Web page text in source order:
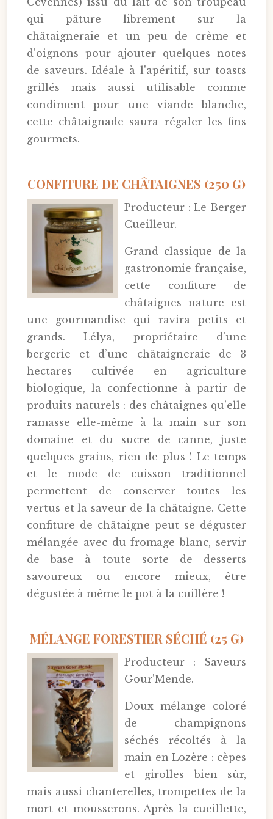
qui pâture librement sur la
châtaigneraie et un peu de crème et
d’oignons pour ajouter quelques notes
de saveurs. Idéale à l'apéritif, sur toasts
grillés mais aussi utilisable comme
condiment pour une viande blanche,
cette châtaignade saura régaler les fins
gourmets.
CONFITURE DE CHÂTAIGNES (250 G)
Producteur : Le Berger
Cueilleur.
Grand classique de la
gastronomie française,
cette confiture de
châtaignes nature est
une gourmandise qui ravira petits et
grands. Lélya, propriétaire d’une
bergerie et d’une châtaigneraie de 3
hectares cultivée en agriculture
biologique, la confectionne à partir de
produits naturels : des châtaignes qu’elle
ramasse elle-même à la main sur son
domaine et du sucre de canne, juste
quelques grains, rien de plus ! Le temps
et le mode de cuisson traditionnel
permettent de conserver toutes les
vertus et la saveur de la châtaigne. Cette
confiture de châtaigne peut se déguster
mélangée avec du fromage blanc, servir
de base à toute sorte de desserts
savoureux ou encore mieux, être
dégustée à même le pot à la cuillère !
MÉLANGE FORESTIER SÉCHÉ (25 G)
Producteur : Saveurs
Gour'Mende.
Doux mélange coloré
de champignons
séchés récoltés à la
main en Lozère : cèpes
et girolles bien sûr,
mais aussi chanterelles, trompettes de la
mort et mousserons. Après la cueillette,